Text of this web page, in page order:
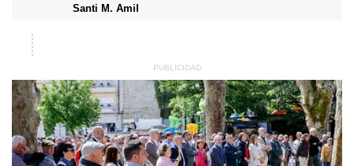
Santi M. Amil